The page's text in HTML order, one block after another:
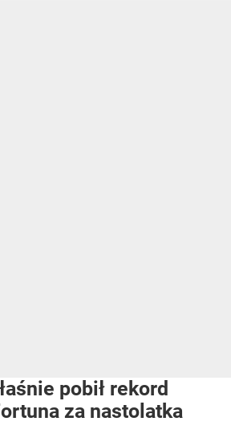
pobił rekord
za nastolatka